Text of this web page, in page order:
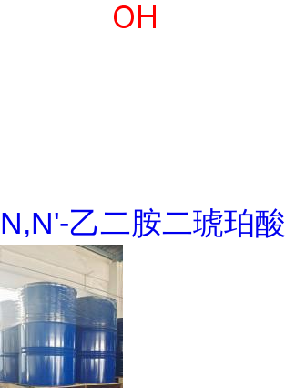
N,N'-乙二胺二琥珀酸